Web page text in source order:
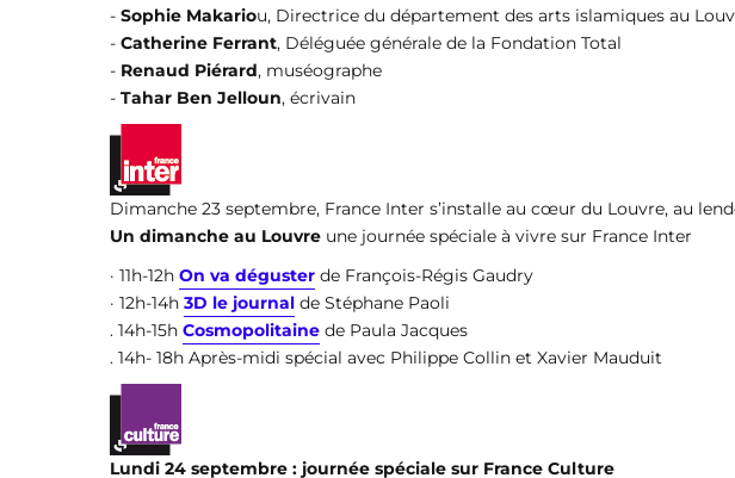
- Sophie Makariou, Directrice du département des arts islamiques au
- Catherine Ferrant, Déléguée générale de la Fondation Total
- Renaud Piérard, muséographe
- Tahar Ben Jelloun, écrivain
Dimanche 23 septembre, France Inter s’installe au cœur du Louvre, au
Un dimanche au Louvre une journée spéciale à vivre sur France Inter
· 11h-12h On va déguster de François-Régis Gaudry
· 12h-14h 3D le journal de Stéphane Paoli
. 14h-15h Cosmopolitaine de Paula Jacques
. 14h- 18h Après-midi spécial avec Philippe Collin et Xavier Mauduit
Lundi 24 septembre : journée spéciale sur France Culture